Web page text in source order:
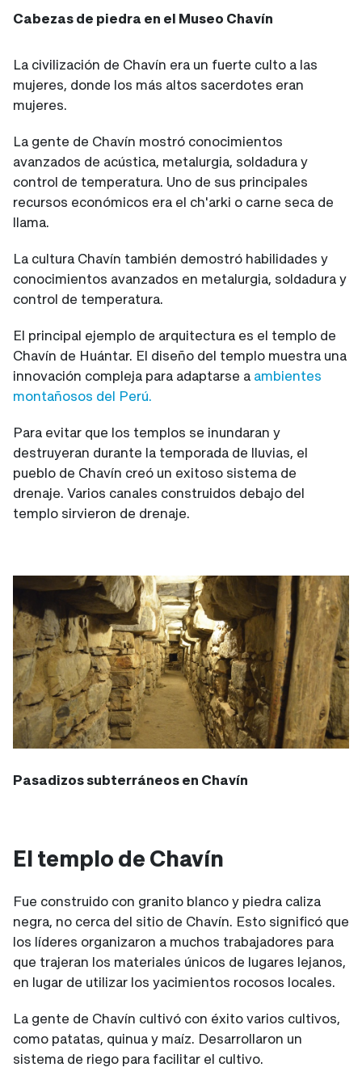
Cabezas de piedra en el Museo Chavín
La civilización de Chavín era un fuerte culto a las
mujeres, donde los más altos sacerdotes eran
mujeres.
La gente de Chavín mostró conocimientos
avanzados de acústica, metalurgia, soldadura y
control de temperatura. Uno de sus principales
recursos económicos era el ch'arki o carne seca de
llama.
La cultura Chavín también demostró habilidades y
conocimientos avanzados en metalurgia, soldadura y
control de temperatura.
El principal ejemplo de arquitectura es el templo de
Chavín de Huántar. El diseño del templo muestra una
innovación compleja para adaptarse a ambientes
montañosos del Perú.
Para evitar que los templos se inundaran y
destruyeran durante la temporada de lluvias, el
pueblo de Chavín creó un exitoso sistema de
drenaje. Varios canales construidos debajo del
templo sirvieron de drenaje.
Pasadizos subterráneos en Chavín
El templo de Chavín
Fue construido con granito blanco y piedra caliza
negra, no cerca del sitio de Chavín. Esto significó que
los líderes organizaron a muchos trabajadores para
que trajeran los materiales únicos de lugares lejanos,
en lugar de utilizar los yacimientos rocosos locales.
La gente de Chavín cultivó con éxito varios cultivos,
como patatas, quinua y maíz. Desarrollaron un
sistema de riego para facilitar el cultivo.